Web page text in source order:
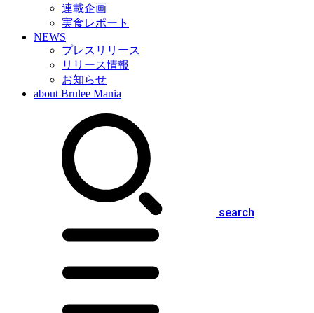
連載企画
実食レポート
NEWS
プレスリリース
リリース情報
お知らせ
about Brulee Mania
search